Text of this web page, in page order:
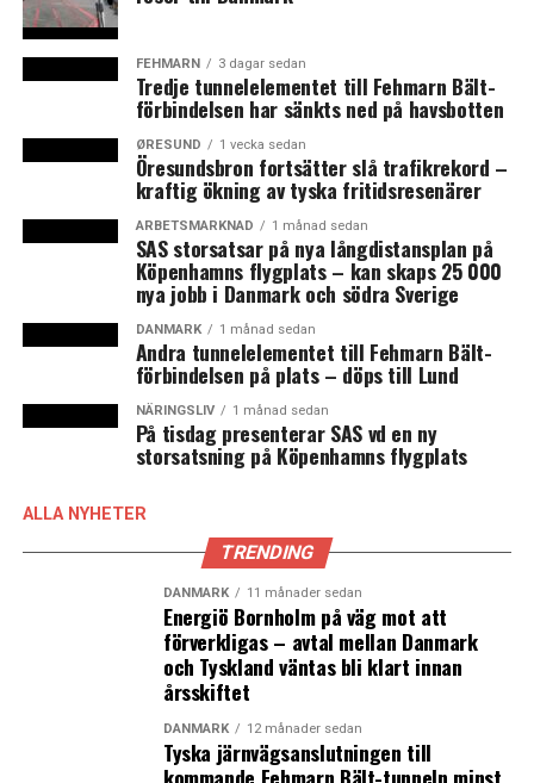
Vejdirektoratet och svenska Trafikverket visade att en
kombinerad väg- och järnvägsförbindelse mellan
Helsingborg och Helsingör inte blir självfinansierad
utan kräver 14 miljarder DKK i extra finansiering.
Benny Engelbrecht menar inte att dörren till en HH-
förbindelse ska stängas, men att det nuvarande
förslaget inte är aktuellt att genomföra.
– Det är ju en strategisk analys och därmed är det också
tidigt i processen. Jag vill inte döma ut förbindelsen,
realistiskt att genomföra, säger han till Sjællands
Det danska Transportministeriet skriver i en
kommentar till News Øresund att förhandlingarna om
att man inte har något mer att tillägga i nuläget.
intervju med SVTsäger svenska
infrastrukturministern Tomas Eneroth att han vill ha
fortsatt dialog med den danska sidan om en förbindelse
och hur den kan finansieras.
– Öresundsregionen är den starkast växande regionen,
fullt integrerad med gemensam arbetsmarknad. Då
behöver vi bättre förbindelser, inte minst med järnväg.
FEHMARN 3 dagar sedan
Tredje tunnelelementet till Fehmarn Bält-
förbindelsen har sänkts ned på havsbotten
ØRESUND 1 vecka sedan
Öresundsbron fortsätter slå trafikrekord –
kraftig ökning av tyska fritidsresenärer
ARBETSMARKNAD 1 månad sedan
SAS storsatsar på nya långdistansplan på
Köpenhamns flygplats – kan skaps 25 000
nya jobb i Danmark och södra Sverige
DANMARK 1 månad sedan
Andra tunnelelementet till Fehmarn Bält-
förbindelsen på plats – döps till Lund
NÄRINGSLIV 1 månad sedan
På tisdag presenterar SAS vd en ny
storsatsning på Köpenhamns flygplats
ALLA NYHETER
TRENDING
DANMARK 11 månader sedan
Energiö Bornholm på väg mot att
förverkligas – avtal mellan Danmark
och Tyskland väntas bli klart innan
årsskiftet
DANMARK 12 månader sedan
Tyska järnvägsanslutningen till